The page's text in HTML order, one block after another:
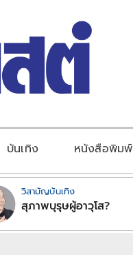
บันเทิง หนังสือพิมพ์
วิสามัญบันเทิง
สุภาพบุรุษผู้อาวุโส?